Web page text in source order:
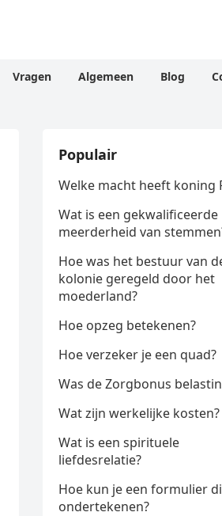
Vragen Algemeen Blog
Populair
Welke macht heeft koning
Wat is een gekwalificeerde
meerderheid van
Hoe was het bestuur van
kolonie geregeld door het
moederland?
Hoe opzeg betekenen?
Hoe verzeker je een quad?
Was de Zorgbonus
Wat zijn werkelijke kosten?
Wat is een spirituele
liefdesrelatie?
Hoe kun je een formulier
ondertekenen?